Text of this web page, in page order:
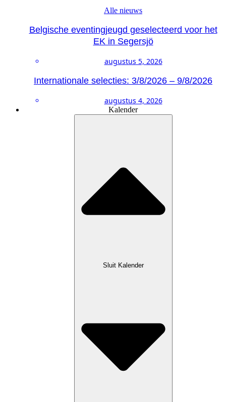
Alle nieuws
Belgische eventingjeugd geselecteerd voor het
EK in Segersjö
augustus 5, 2026
Internationale selecties: 3/8/2026 – 9/8/2026
augustus 4, 2026
Kalender
Sluit Kalender